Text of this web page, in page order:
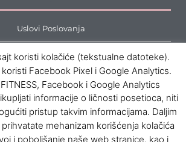
Uslovi Poslovanja
Politika Privatnosti
Cenovnik
Podaci o firmi
koristi kolačiće (tekstualne datoteke).
Facebook Pixel i Google Analytics.
Facebook i Google Analytics
informacije o ličnosti posetioca, niti
pristup takvim informacijama. Daljim
mehanizam korišćenja kolačića
i poboljšanje naše web stranice, kao i